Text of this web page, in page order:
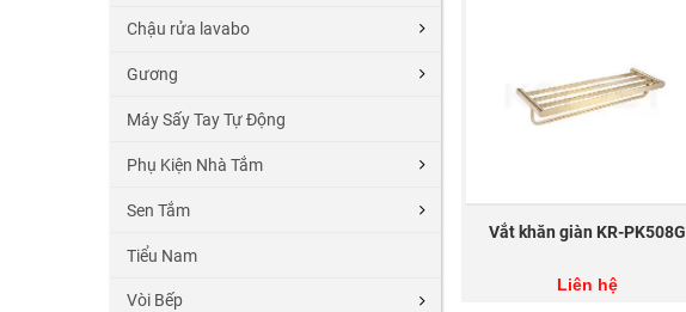
Chậu rửa lavabo
Gương
Máy Sấy Tay Tự Động
Phụ Kiện Nhà Tắm
Sen Tắm
Tiểu Nam
Vòi Bếp
Vắt khăn giàn KR-PK508G
Liên hệ